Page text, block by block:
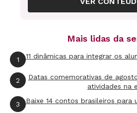
A consultora Liliam Rosa
filmes para trabalhar em aula
migratórias da Europa e
Confira as indicações!
Mais lidas da
1 11 dinâmicas para integrar os
2
Datas comemorativas de
atividades na
3 Baixe 14 contos brasileiros para